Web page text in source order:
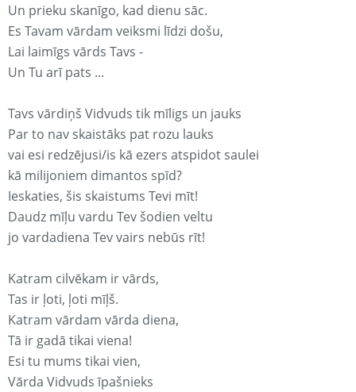
Un prieku skanīgo, kad dienu sāc.
Es Tavam vārdam veiksmi līdzi došu,
Lai laimīgs vārds Tavs -
Un Tu arī pats ...
Tavs vārdiņš Vidvuds tik mīligs un jauks
Par to nav skaistāks pat rozu lauks
vai esi redzējusi/is kā ezers atspidot saulei
kā milijoniem dimantos spīd?
Ieskaties, šis skaistums Tevi mīt!
Daudz mīļu vardu Tev šodien veltu
jo vardadiena Tev vairs nebūs rīt!
Katram cilvēkam ir vārds,
Tas ir ļoti, ļoti mīļš.
Katram vārdam vārda diena,
Tā ir gadā tikai viena!
Esi tu mums tikai vien,
Vārda Vidvuds īpašnieks